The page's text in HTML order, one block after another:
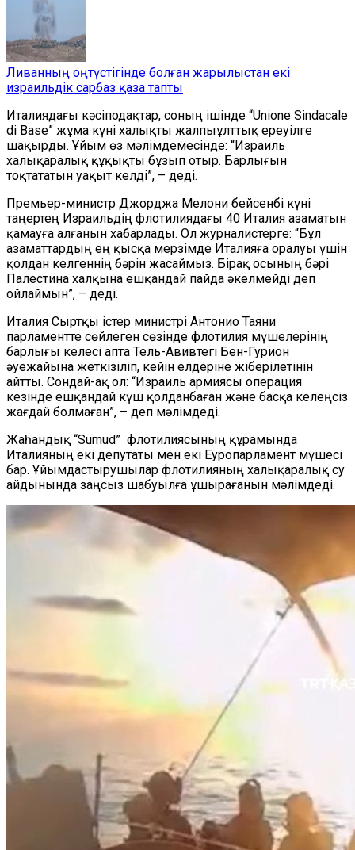
Ливанның оңтүстігінде болған жарылыстан екі
израильдік сарбаз қаза тапты
Италиядағы кәсіподақтар, соның ішінде “Unione Sindacale
di Base” жұма күні халықты жалпыұлттық ереуілге
шақырды. Ұйым өз мәлімдемесінде: “Израиль
халықаралық құқықты бұзып отыр. Барлығын
тоқтататын уақыт келді”, – деді.
Премьер-министр Джорджа Мелони бейсенбі күні
таңертең Израильдің флотилиядағы 40 Италия азаматын
қамауға алғанын хабарлады. Ол журналистерге: “Бұл
азаматтардың ең қысқа мерзімде Италияға оралуы үшін
қолдан келгеннің бәрін жасаймыз. Бірақ осының бәрі
Палестина халқына ешқандай пайда әкелмейді деп
ойлаймын”, – деді.
Италия Сыртқы істер министрі Антонио Таяни
парламентте сөйлеген сөзінде флотилия мүшелерінің
барлығы келесі апта Тель-Авивтегі Бен-Гурион
әуежайына жеткізіліп, кейін елдеріне жіберілетінін
айтты. Сондай-ақ ол: “Израиль армиясы операция
кезінде ешқандай күш қолданбаған және басқа келеңсіз
жағдай болмаған”, – деп мәлімдеді.
Жаһандық “Sumud” флотилиясының құрамында
Италияның екі депутаты мен екі Еуропарламент мүшесі
бар. Ұйымдастырушылар флотилияның халықаралық су
айдынында заңсыз шабуылға ұшырағанын мәлімдеді.